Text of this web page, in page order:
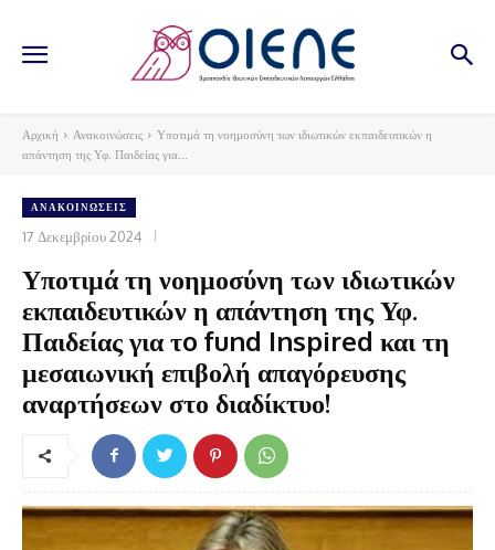
Αρχική Ανακοινώσεις
Υποτιμά τη νοημοσύνη των ιδιωτικών εκπαιδευτικών η
απάντηση της Υφ. Παιδείας για...
ΑΝΑΚΟΙΝΏΣΕΙΣ
17 Δεκεμβρίου 2024
Υποτιμά τη νοημοσύνη των ιδιωτικών
εκπαιδευτικών η απάντηση της Υφ.
Παιδείας για τo fund Inspired και τη
μεσαιωνική επιβολή απαγόρευσης
αναρτήσεων στο διαδίκτυο!